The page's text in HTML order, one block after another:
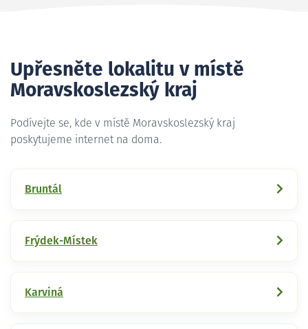
Upřesněte lokalitu v místě
Moravskoslezský kraj
Podívejte se, kde v místě Moravskoslezský kraj
poskytujeme internet na doma.
Bruntál
Frýdek-Místek
Karviná